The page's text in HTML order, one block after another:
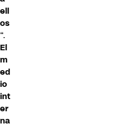
ell
os
“.
El
m
ed
io
int
er
na